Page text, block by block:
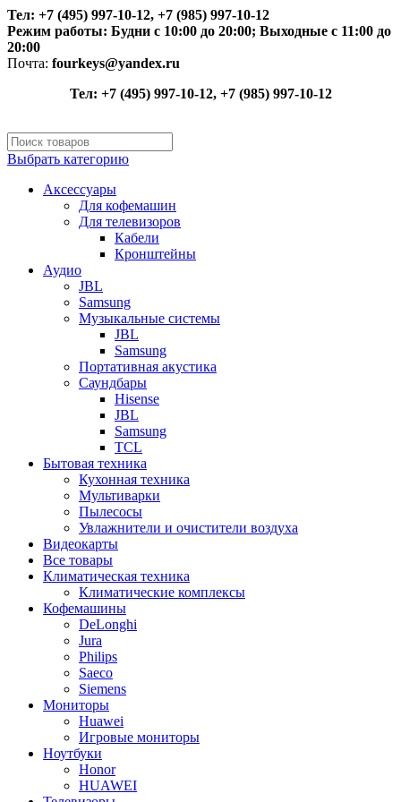
Тел: +7 (495) 997-10-12, +7 (985) 997-10-12
Режим работы: Будни с 10:00 до 20:00; Выходные с 11:00 до
20:00
Почта: fourkeys@yandex.ru
Тел: +7 (495) 997-10-12, +7 (985) 997-10-12
Выбрать категорию
Аксессуары
Для кофемашин
Для телевизоров
Кабели
Кронштейны
Аудио
JBL
Samsung
Музыкальные системы
JBL
Samsung
Портативная акустика
Саундбары
Hisense
JBL
Samsung
TCL
Бытовая техника
Кухонная техника
Мультиварки
Пылесосы
Увлажнители и очистители воздуха
Видеокарты
Все товары
Климатическая техника
Климатические комплексы
Кофемашины
DeLonghi
Jura
Philips
Saeco
Siemens
Мониторы
Huawei
Игровые мониторы
Ноутбуки
Honor
HUAWEI